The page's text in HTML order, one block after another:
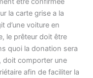
la carte grise a la
d’une voiture en
le prêteur doit être
quoi la donation sera
doit comporter une
afin de faciliter la